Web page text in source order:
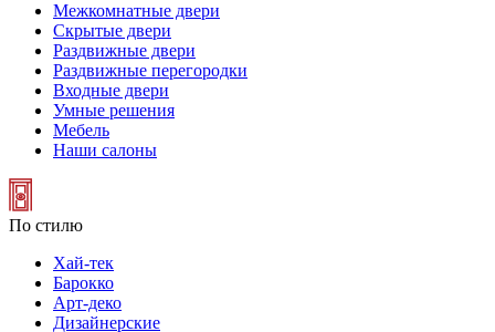
Межкомнатные двери
Скрытые двери
Раздвижные двери
Раздвижные перегородки
Входные двери
Умные решения
Мебель
Наши салоны
По стилю
Хай-тек
Барокко
Арт-деко
Дизайнерские